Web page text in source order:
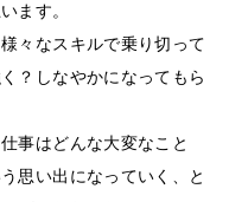
ます。
々なスキルで乗り切って
？しなやかになってもら
事はどんな大変なこと
思い出になっていく、と